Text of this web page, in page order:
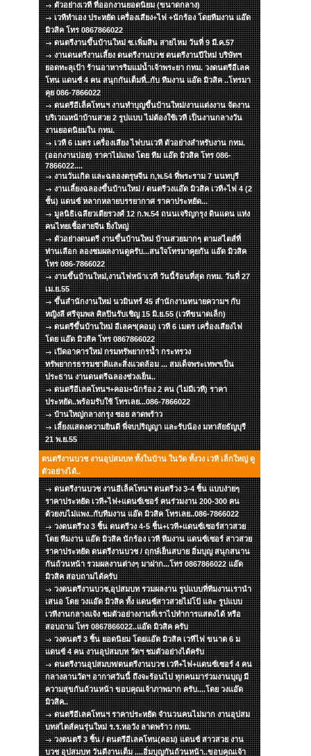
ตัวอย่างเวที ที่ออกงานยอดนิยม (ขนาดกลาง)
เวทีทำเอง ประหยัด เครื่องเสียง+ไฟ +นักร้อง โดยทีมงาน แอ๊ด
มิวสิค โทร 0867866022
ดนตรีงานขึ้นบ้านใหม่ ซ.เพิ่มสิน สายไหม วันที่ 9 มี.ค.57
งานดนตรีงานเลี้ยง ดนตรีงานบวช ดนตรีงานปีใหม่ บริษัทฯ
ยอดทะลุเป้า ร้านอาหารริมแม่น้ำเจ้าพระยา กทม. วงดนตรีอีเลค
โทน แดนซ์ 4 คน สนุกกันเต็มที่..กับ ทีมงาน แอ๊ด มิวสิค ..โทรมา
คุย 086-7866022
ดนตรีอีเล็คโทนฯ งานทำบุญขึ้นบ้านใหม่/งานแต่งงาน จัดงาน
บริเวณหน้าบ้านสวย 2 รูปแบบ ไม่ต้องใช้เวที เป็นงานกลางวัน
งานยอดนิยมใน กทม.
เวที 6 เมตร เครื่องเสียง ไฟบนเวที ตัวอย่างสำหรับงาน กทม.
(ออกงานบ่อย) ราคาไม่แพง โดย ทีม แอ๊ด มิวสิค โทร 086-
7866022....
งานวันเกิด และฉลองตรุษจีน ก,พ.54 ที่พระราม 7 นนทบุรี
งานเลี้ยงฉลองขึ้นบ้านใหม่ / ดนตรีวงแอ๊ด มิวสิค เวที+ไฟ 4 (2
ชั้น) แดนซ์ หลากหลายบรรยากาศ ราคาประหยัด...
มูลนิธิเฉลียวเตียรวงศ์ 12 ก.พ.54 ถนนเจริญกรุง ดินแดน แห่ง
คนไทยเชื้อสายจีน ยิ่งใหญ่
ตัวอย่างดนตรี งานขึ้นบ้านใหม่ บ้านสวยมากๆ ตามสไตส์ที่
ท่านเลือก ลองชมผลงานดูครับ...สนใจโทรมาคุยกัน แอ๊ด มิวสิค
โทร 086-7866022
งานขึ้นบ้านใหม่,งานไฟหน้าเวที วันนี้ร้อนที่สุด กทม. วันที่ 27
เม.ย.55
ขึ้นสำนักงานใหม่ นวมินทร์ 45 สำนักงานทนายความฯ กับ
หญิงลี ศรีจุมพล ศิลปินรับเชิญ 15 มิ.ย.55 (เวทีขนาดเล็ก)
ดนตรีขึ้นบ้านใหม่ อีเลคฯ(คอม) เวที 6 เมตร เครื่องเสียงไฟ
โดย แอ๊ด มิวสิค โทร 0867866022
เปิดอาคารใหม่ กรมทรัพยากรน้ำ กระทรวง
ทรัพยากรธรรมชาติและสิ่งแวดล้อม ... สมเด็จพระเทพฯเป็น
ประธาน งานดนตรีฉลองช่วงเย็น..
ดนตรีอีเลคโทนฯ+คอม+นักร้อง 2 คน (ไม่มีเวที) ราคา
ประหยัด..พร้อมรับใช้ โทรเลย...086-7866022
บ้านใหญ่กลางกรุง ซอย ลาดพร้าว
เลี้ยงแสดงความยินดี พี่จบปริญญา และรับน้อง มหาลัยธัญบุรี
21 พ.ย.55
ดนตรีงานบวช งานอุปสมบท ทั้งในบ้าน ในวัด ทั้งวง เวที เล็กใหญ่ ดู
ตัวอย่างได้..
ดนตรีงานบวช งานอีเล็คโทนฯ ดนตรีวง 3-4 ชิ้น แบบง่ายๆ
ราคาประหยัด เวที+ไฟ+แดนซ์เซอร์ คนร่วมงาน 200-300 คน
ด้วยงบไม่แพง..กับทีมงาน แอ๊ด มิวสิค โทรเลย..086-7866022
วงดนตรีวง 3 ชิ้น ดนตรีวง 4-5 ชิ้น+เวที+แดนซ์เซอร์สาวสวย
โดย ทีมงาน แอ๊ด มิวสิค นักร้อง เวที ทีมงาน แดนซ์เซอร์ สาวสวย
ราคาประหยัด ดนตรีงานบวช / ฤกษ์เย็นสบาย อิ่มบุญ สนุกสนาน
กันถ้วนหน้า รวมผลงานต่างๆ มาฝาก...โทร 0867866022 แอ๊ด
มิวสิค สอบถามได้ครับ
วงดนตรีงานบวช,อุปสมบท รวมผลงาน รูปแบบที่ทีมงานเรานำ
เสนอ โดย วงแอ๊ด มิวสิค ทั้ง แดนซ์สาวสวยไม่โป้ และ รูปแบบ
เวทีงานกลางแจ้ง ชมตัวอย่างงานที่เราไปทำการแสดงได้ หรือ
สอบถาม โทร 0867866022..แอ๊ด มิวสิค ครับ
วงดนตรี 3 ชิ้น ยอดนิยม โดยแอ๊ด มิวสิค เวทีไฟ ขนาด 6 ม
แดนซ์ 4 คน งานอุปสมบท วัดฯ ชมตัวอย่างได้ครับ
ดนตรีงานอุปสมบท/ดนตรีงานบวช เวที+ไฟ+แดนซ์เซอร์ 4 คน
กลางลานวัดฯ อากาศวันนี้ ถึงจะร้อนไป ทุกคนมาร่วมงานบุญ มี
ความสุขกันถ้วนหน้า ขอบคุณเจ้าภาพมาก ครับ....โดย วงแอ๊ด
มิวสิค..
ดนตรีอีเลคโทนฯ ราคาประหยัด จำนวนคนไม่มาก งานอุปสม
บทสไตส์คนรุ่นใหม่ ร.ร.หอวัง ลาดพร้าว กทม.
วงดนตรี 3 ชิ้น / ดนตรีอีเลคโทน(คอม) แดนซ์ สาวสวย งาน
บวช อุปสมบท วันดีงานเต็ม ....อิ่มบุญกันถ้วนหน้า..ขอบคุณเจ้า